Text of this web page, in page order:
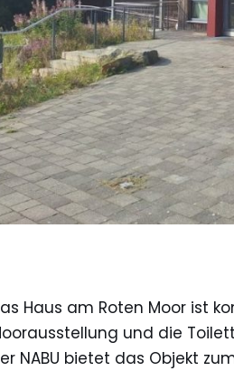
Haus am Roten Moor ist
und die
NABU bietet das Objekt